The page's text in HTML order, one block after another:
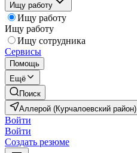
Ищу работу
Ищу работу
Ищу работу
Ищу сотрудника
Сервисы
Помощь
Ещё
Поиск
Аллерой (Курчалоевский район)
Войти
Войти
Создать резюме